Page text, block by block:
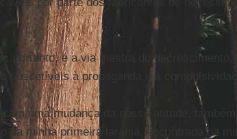
portanto, é a via mestra do decrescimento,
suscetíveis à propaganda e à
uma mudança da nossa atitude,
da minha primeira laranja, encontrada na